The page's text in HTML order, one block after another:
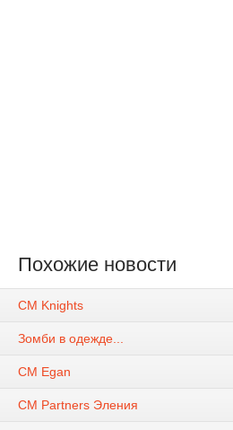
Похожие новости
CM Knights
Зомби в одежде...
CM Egan
CM Partners Эления